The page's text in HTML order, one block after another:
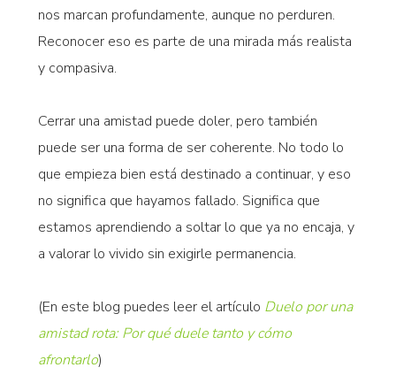
nos marcan profundamente, aunque no perduren.
Reconocer eso es parte de una mirada más realista
y compasiva.
Cerrar una amistad puede doler, pero también
puede ser una forma de ser coherente. No todo lo
que empieza bien está destinado a continuar, y eso
no significa que hayamos fallado. Significa que
estamos aprendiendo a soltar lo que ya no encaja, y
a valorar lo vivido sin exigirle permanencia.
(En este blog puedes leer el artículo Duelo por una
amistad rota: Por qué duele tanto y cómo
afrontarlo)